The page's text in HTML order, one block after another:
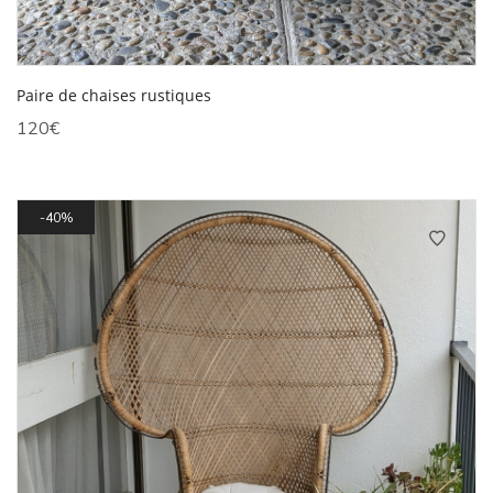
Paire de chaises rustiques
120€
40%